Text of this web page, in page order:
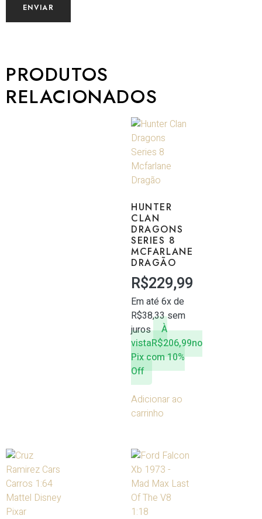
PRODUTOS
RELACIONADOS
HUNTER
CLAN
DRAGONS
SERIES 8
MCFARLANE
DRAGÃO
R$229,99
Em até 6x de
R$38,33sem
juros
À
vistaR$206,99no
Pix com 10%
Off
Adicionar ao
carrinho